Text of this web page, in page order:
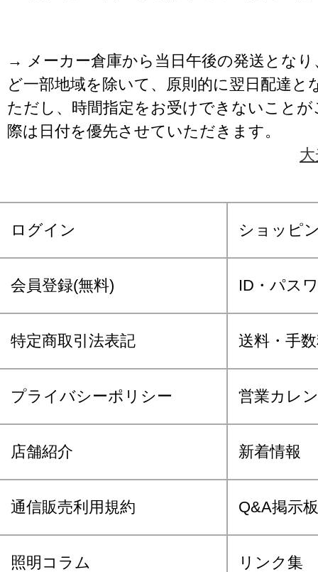
→ メーカー倉庫から当日午後の発送となり
ど一部地域を除いて、原則的に翌日配達と
ただし、時間指定をお受けできないこと
際は日付を優先させていただきます。
ログイン ショッピ
会員登録(無料) ID・パス
特定商取引法表記 送料・手
プライバシーポリシー 営業カレ
店舗紹介 新着情報
通信販売利用規約 Q&A掲示板
照明コラム リンク集